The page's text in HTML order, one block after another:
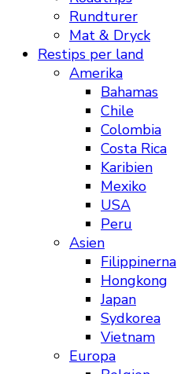
Rundturer
Mat & Dryck
Restips per land
Amerika
Bahamas
Chile
Colombia
Costa Rica
Karibien
Mexiko
USA
Peru
Asien
Filippinerna
Hongkong
Japan
Sydkorea
Vietnam
Europa